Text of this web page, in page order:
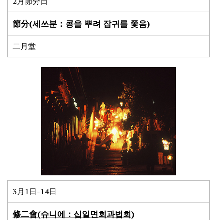
節分(세쓰분：콩을 뿌려 잡귀를 쫓음)
二月堂
3月1日-14日
修二會(슈니에：십일면회과법회)